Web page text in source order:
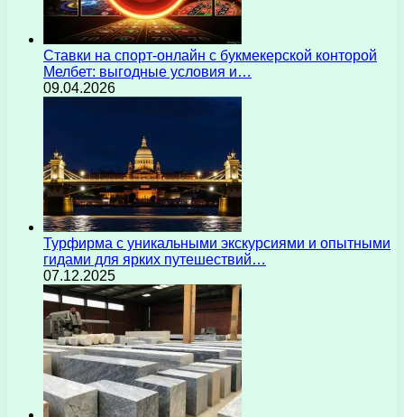
Ставки на спорт-онлайн с букмекерской конторой
Мелбет: выгодные условия и…
09.04.2026
Турфирма с уникальными экскурсиями и опытными
гидами для ярких путешествий…
07.12.2025